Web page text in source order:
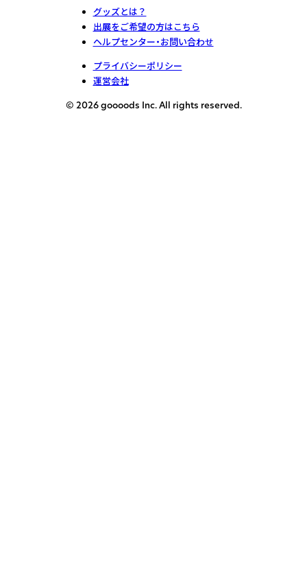
グッズとは？
出展をご希望の方はこちら
ヘルプセンター・お問い合わせ
プライバシーポリシー
運営会社
© 2026 goooods Inc. All rights reserved.